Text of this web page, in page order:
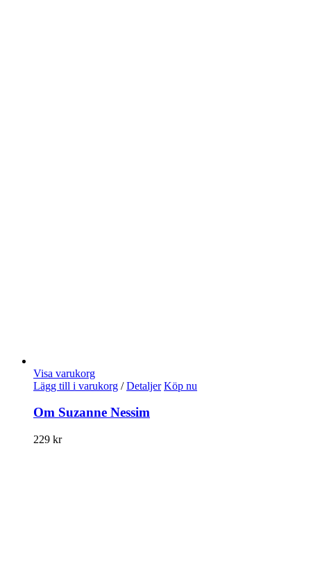
Visa varukorg
Lägg till i varukorg / Detaljer Köp nu
Om Suzanne Nessim
229 kr